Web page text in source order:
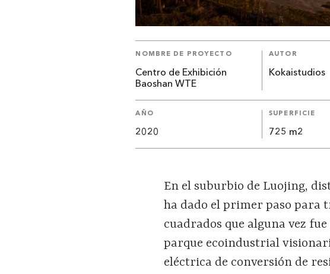
NOMBRE DE PROYECTO
Centro de Exhibición
Baoshan WTE
AUTOR
Kokaistudios
AÑO
2020
SUPERFICIE
725 m2
En el suburbio de Luojing,
ha dado el primer paso para
cuadrados que alguna vez
parque ecoindustrial
eléctrica de conversión de